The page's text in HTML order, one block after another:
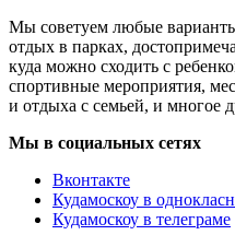
Мы советуем любые
отдых в парках,
куда можно сходить с
спортивные мероприятия,
и отдыха с семьей, и многое
Мы в социальных сетях
Вконтакте
Кудамоскоу в
Кудамоскоу в телеграме